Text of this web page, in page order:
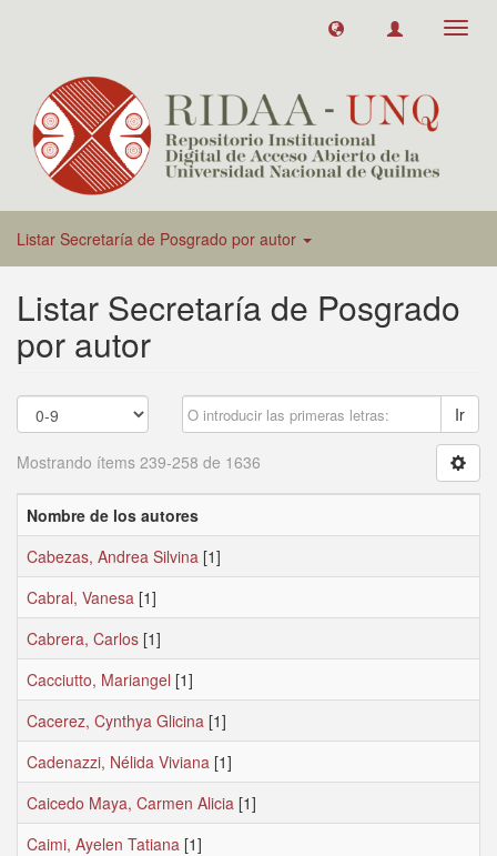
Listar Secretaría de Posgrado por autor
Listar Secretaría de Posgrado
por autor
Ir
Mostrando ítems 239-258 de 1636
Nombre de los autores
Cabezas, Andrea Silvina [1]
Cabral, Vanesa [1]
Cabrera, Carlos [1]
Cacciutto, Mariangel [1]
Cacerez, Cynthya Glicina [1]
Cadenazzi, Nélida Viviana [1]
Caicedo Maya, Carmen Alicia [1]
Caimi, Ayelen Tatiana [1]